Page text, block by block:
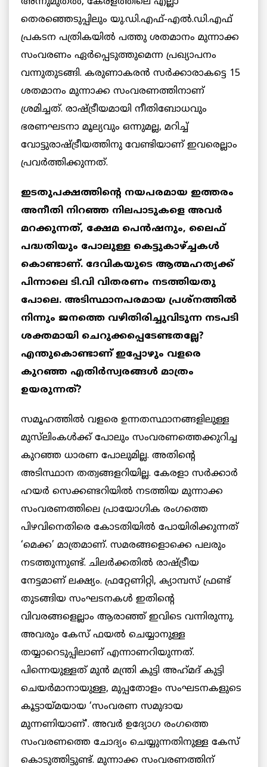
തെരഞ്ഞെടുപ്പിലും യു.ഡി.എഫ്-എല്‍.ഡി.എഫ്
പ്രകടന പത്രികയില്‍ പത്തു ശതമാനം മുന്നാക്ക
സംവരണം ഏര്‍പ്പെടുത്തുമെന്ന പ്രഖ്യാപനം
വന്നുതുടങ്ങി. കരുണാകരന്‍ സര്‍ക്കാരാകട്ടെ 15
ശതമാനം മുന്നാക്ക സംവരണത്തിനാണ്
ശ്രമിച്ചത്. രാഷ്ട്രീയമായി നീതിബോധവും
ഭരണഘടനാ മൂല്യവും ഒന്നുമല്ല, മറിച്ച്
വോട്ടുരാഷ്ട്രീയത്തിനു വേണ്ടിയാണ് ഇവരെല്ലാം
പ്രവര്‍ത്തിക്കുന്നത്.
ഇടതുപക്ഷത്തിന്റെ നയപരമായ ഇത്തരം
അനീതി നിറഞ്ഞ നിലപാടുകളെ അവര്‍
മറക്കുന്നത്, ക്ഷേമ പെന്‍ഷനും, ലൈഫ്
പദ്ധതിയും പോലുള്ള കെട്ടുകാഴ്ച്ചകള്‍
കൊണ്ടാണ്. ദേവികയുടെ ആത്മഹത്യക്ക്
പിന്നാലെ ടി.വി വിതരണം നടത്തിയതു
പോലെ. അടിസ്ഥാനപരമായ പ്രശ്‌നത്തില്‍
നിന്നും ജനത്തെ വഴിതിരിച്ചുവിടുന്ന നടപടി
ശക്തമായി ചെറുക്കപ്പെടേണ്ടതല്ലേ?
എന്തുകൊണ്ടാണ് ഇപ്പോഴും വളരെ
കുറഞ്ഞ എതിര്‍സ്വരങ്ങള്‍ മാത്രം
ഉയരുന്നത്?
സമൂഹത്തിൽ വളരെ ഉന്നതസ്ഥാനങ്ങളിലുള്ള
മുസ്‌ലിംകൾക്ക് പോലും സംവരണത്തെക്കുറിച്ച
കുറഞ്ഞ ധാരണ പോലുമില്ല. അതിൻ്റെ
അടിസ്ഥാന തത്വങ്ങളറിയില്ല. കേരളാ സർക്കാർ
ഹയർ സെക്കണ്ടറിയിൽ നടത്തിയ മുന്നാക്ക
സംവരണത്തിലെ പ്രായോഗിക രംഗത്തെ
പിഴവിനെതിരെ കോടതിയിൽ പോയിരിക്കുന്നത്
‘മെക്ക’ മാത്രമാണ്. സമരങ്ങളൊക്കെ പലരും
നടത്തുന്നുണ്ട്. ചിലർക്കതിൽ രാഷ്ട്രീയ
നേട്ടമാണ് ലക്ഷ്യം. ഫ്രറ്റേണിറ്റി, ക്യാമ്പസ് ഫ്രണ്ട്
തുടങ്ങിയ സംഘടനകൾ ഇതിൻ്റെ
വിവരങ്ങളെല്ലാം ആരാഞ്ഞ് ഇവിടെ വന്നിരുന്നു.
അവരും കേസ് ഫയൽ ചെയ്യാനുള്ള
തയ്യാറെടുപ്പിലാണ് എന്നാണറിയുന്നത്.
പിന്നെയുള്ളത് മുൻ മന്ത്രി കുട്ടി അഹ്‌മദ് കുട്ടി
ചെയർമാനായുള്ള, മുപ്പതോളം സംഘടനകളുടെ
കൂട്ടായ്മയായ ‘സംവരണ സമുദായ
മുന്നണിയാണ്’. അവർ ഉദ്യോഗ രംഗത്തെ
സംവരണത്തെ ചോദ്യം ചെയ്യുന്നതിനുള്ള കേസ്
കൊടുത്തിട്ടുണ്ട്. മുന്നാക്ക സംവരണത്തിന്